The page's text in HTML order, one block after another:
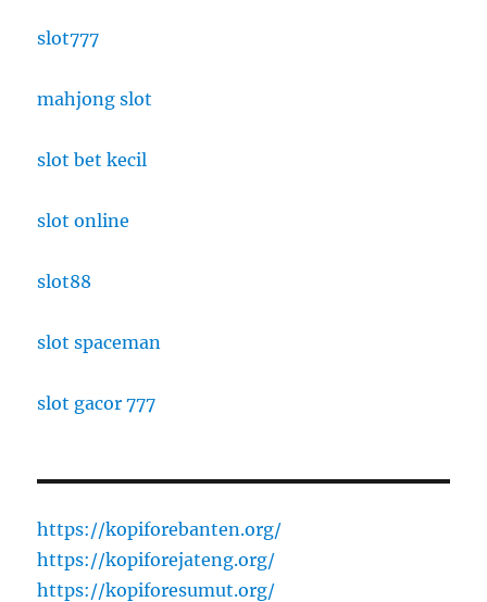
slot777
mahjong slot
slot bet kecil
slot online
slot88
slot spaceman
slot gacor 777
https://kopiforebanten.org/
https://kopiforejateng.org/
https://kopiforesumut.org/